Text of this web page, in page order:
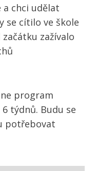
chci udělat
se cítilo ve škole
zažívalo
program
týdnů. Budu se
potřebovat